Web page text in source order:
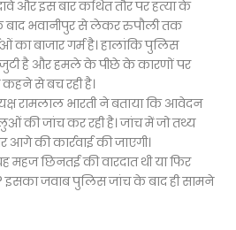
और इस बार कथित तौर पर हत्या के
बाद भवानीपुर से लेकर रुपौली तक
का बाजार गर्म है। हालांकि पुलिस
है और हमले के पीछे के कारणों पर
से बच रही है।
रामलाल भारती ने बताया कि आवेदन
की जांच कर रही है। जांच में जो तथ्य
की कार्रवाई की जाएगी।
महज छिनतई की वारदात थी या फिर
इसका जवाब पुलिस जांच के बाद ही सामने